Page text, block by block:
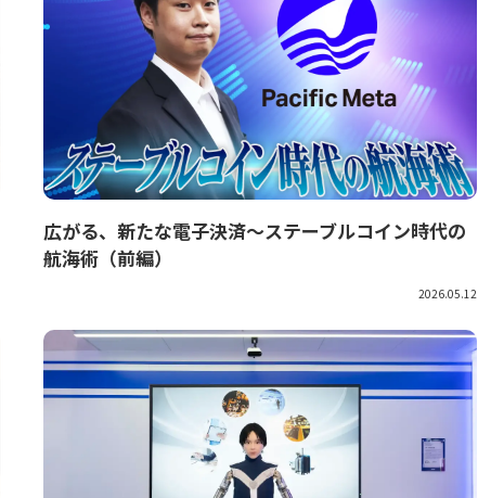
広がる、新たな電子決済～ステーブルコイン時代の
航海術（前編）
2026.05.12